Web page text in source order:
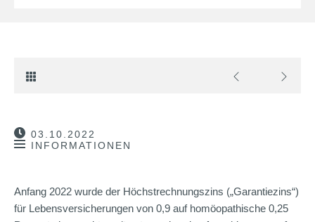
03.10.2022
INFORMATIONEN
Anfang 2022 wurde der Höchstrechnungszins („Garantiezins“)
für Lebensversicherungen von 0,9 auf homöopathische 0,25